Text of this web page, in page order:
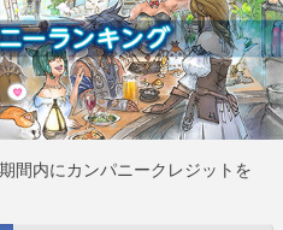
間内にカンパニークレジットを